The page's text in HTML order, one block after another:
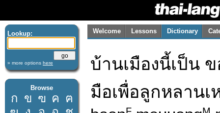
Lookup:
» more options here
Browse
ก ข ฃ ค ฅ
Welcome Lessons Dictionary
บ้านเมืองนี้เป็น
มือเพื่อลูกหลานเ